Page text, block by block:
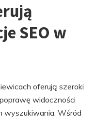
SEO w
oferują szeroki
widoczności
wyszukiwania. Wśród